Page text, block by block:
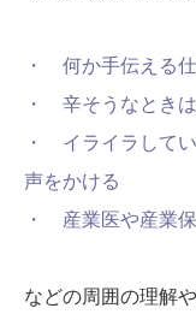
・ 何か手伝える
・ 辛そうなとき
・ イライラして
声をかける
・ 産業医や産業
などの周囲の理解